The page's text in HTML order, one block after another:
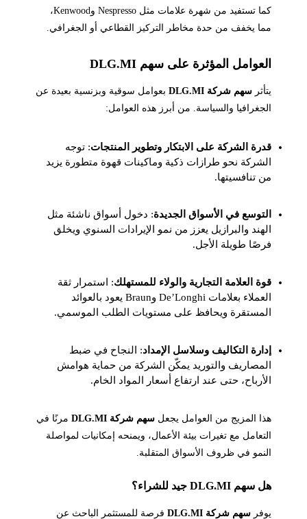
كما تستفيد من شهرة علامات مثل Nespresso وKenwood،
مما يخفف من حدة مخاطر التركيز القطاعي أو الجغرافي.
العوامل المؤثرة على سهم DLG.MI
يتأثر سهم شركة DLG.MI
بعوامل سوقية وبزنسية بعيدة عن
الجغرافيا والسياسة. من أبرز هذه العوامل:
قدرة الشركة على الابتكار وتطوير المنتجات: توجه
الشركة نحو طرازات ذكية وماكينات قهوة متطورة يزيد
من تنافسيتها.
التوسع في الأسواق الجديدة: دخول أسواق ناشئة مثل
الهند والبرازيل يعزز من نمو الإيرادات السنوي ويخلق
فرصًا طويلة الأجل.
قوة العلامة التجارية والولاء للمستهلك: استمرار ثقة
العملاء بعلامات De’Longhi وBraun يعود بالعوائد
المستقرة ويحافظ على مستويات الطلب الموسمي.
إدارة التكاليف وسلاسل الإمداد: النجاح في ضبط
المصاريف والتوريد يمكّن الشركة من حماية هوامش
الأرباح، حتى عند ارتفاع أسعار المواد الخام.
هذا المزيج من العوامل يجعل سهم شركة DLG.MI
مرنًا في
التعامل مع تغيرات بيئة الأعمال، ويمنحه إمكانيات لمواصلة
النمو في ظروف الأسواق المتقلبة.
هل سهم DLG.MI جيد للشراء؟
يوفر سهم شركة DLG.MI
فرصة للمستثمر الباحث عن